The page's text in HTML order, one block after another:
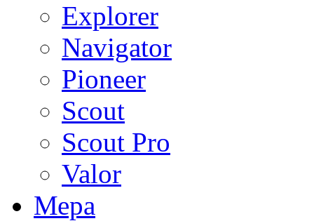
Explorer
Navigator
Pioneer
Scout
Scout Pro
Valor
Мера